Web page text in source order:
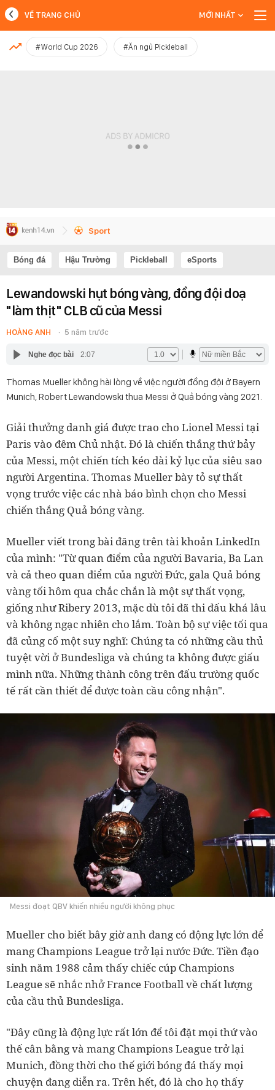
MỚI NHẤT
VỀ TRANG CHỦ MỚI NHẤT
#World Cup 2026 #Ăn ngủ Pickleball
Sport
Bóng đá Hậu Trường Pickleball eSports
Lewandowski hụt bóng vàng, đồng đội doạ
"làm thịt" CLB cũ của Messi
HOÀNG ANH 5 năm trước
Nghe đọc bài 2:07
Thomas Mueller không hài lòng về việc người đồng đội ở Bayern
Munich, Robert Lewandowski thua Messi ở Quả bóng vàng 2021.
Giải thưởng danh giá được trao cho Lionel Messi tại
Paris vào đêm Chủ nhật. Đó là chiến thắng thứ bảy
của Messi, một chiến tích kéo dài kỷ lục của siêu sao
người Argentina. Thomas Mueller bày tỏ sự thất
vọng trước việc các nhà báo bình chọn cho Messi
chiến thắng Quả bóng vàng.
Mueller viết trong bài đăng trên tài khoản LinkedIn
của mình: "Từ quan điểm của người Bavaria, Ba Lan
và cả theo quan điểm của người Đức, gala Quả bóng
vàng tối hôm qua chắc chắn là một sự thất vọng,
giống như Ribery 2013, mặc dù tôi đã thi đấu khá lâu
và không ngạc nhiên cho lắm. Toàn bộ sự việc tối qua
đã củng cố một suy nghĩ: Chúng ta có những cầu thủ
tuyệt vời ở Bundesliga và chúng ta không được giấu
mình nữa. Những thành công trên đấu trường quốc
tế rất cần thiết để được toàn cầu công nhận".
Messi đoạt QBV khiến nhiều người không phục
Mueller cho biết bây giờ anh đang có động lực lớn để
mang Champions League trở lại nước Đức. Tiền đạo
sinh năm 1988 cảm thấy chiếc cúp Champions
League sẽ nhắc nhở France Football về chất lượng
của cầu thủ Bundesliga.
"Đây cũng là động lực rất lớn để tôi đặt mọi thứ vào
thế cân bằng và mang Champions League trở lại
Munich, đồng thời cho thế giới bóng đá thấy mọi
chuyện đang diễn ra. Trên hết, đó là cho họ thấy